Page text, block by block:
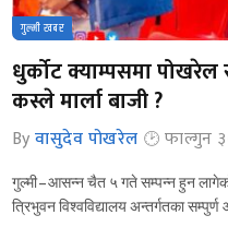
गुल्मी खबर
धुर्कोट क्याम्पसमा पोखरेल
कस्ले मार्ला बाजी ?
By वासुदेव पोखरेल फाल्गुन
गुल्मी – आसन्न चैत ५ गते सम्पन्न हुन लागेको
त्रिभुवन विश्वविद्यालय अन्तर्गतका